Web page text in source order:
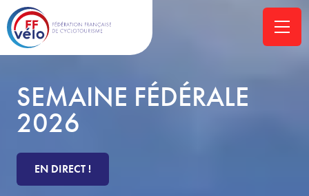
SEMAINE FÉDÉRALE
2026
EN DIRECT !